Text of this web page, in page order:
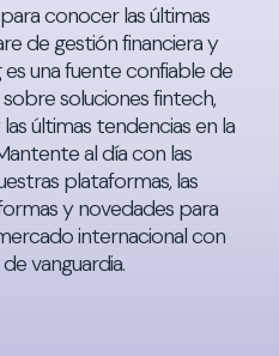
conocer las últimas
de gestión financiera y
una fuente confiable de
soluciones fintech,
últimas tendencias en la
al día con las
plataformas, las
y novedades para
internacional con
vanguardia.